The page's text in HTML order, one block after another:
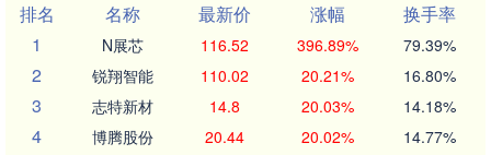
排名
名称 最新价 涨幅
换手率
1
N展芯 116.52 396.89% 79.39%
2 锐翔智能 110.02 20.21% 16.80%
3 志特新材 14.8 20.03% 14.18%
4 博腾股份 20.44 20.02% 14.77%